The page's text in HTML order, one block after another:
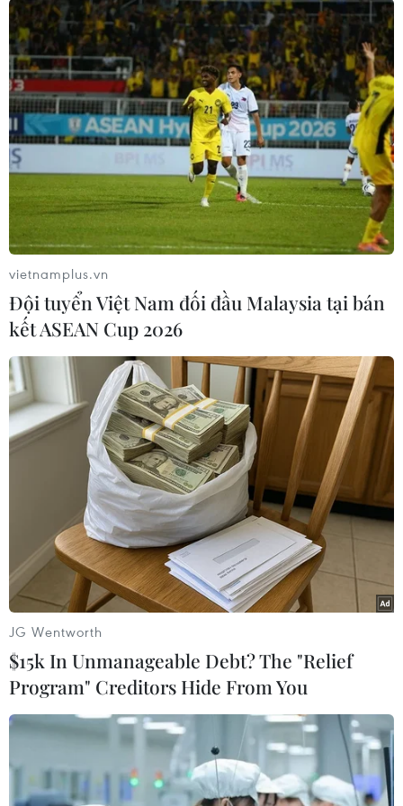
# Barcelona #Xavi Hernandez
#Real Madrid
#Lionel Messi
#Champions League
Theo dõi VietnamPlus
TIN LIÊN QUAN
vietnamplus.vn
Đội tuyển Việt Nam đối đầu Malaysia tại bán
kết ASEAN Cup 2026
JG Wentworth
$15k In Unmanageable Debt? The "Relief
Program" Creditors Hide From You